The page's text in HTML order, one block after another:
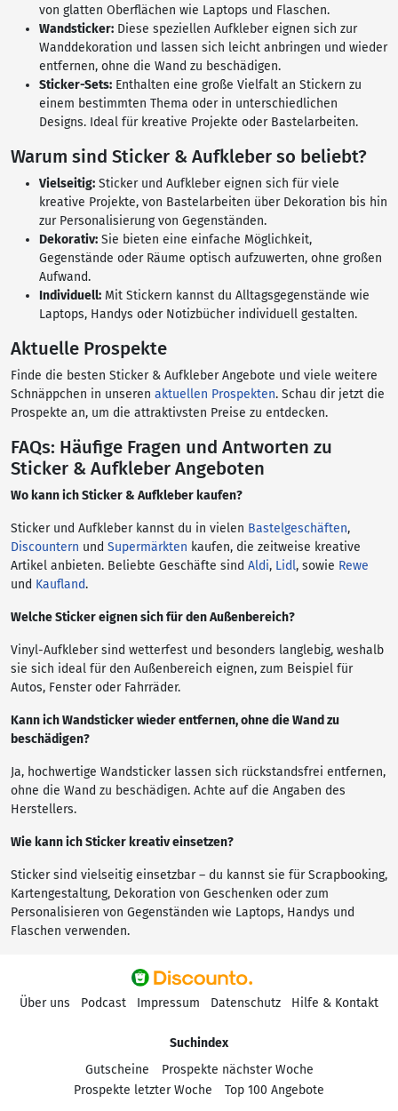
von glatten Oberflächen wie Laptops und Flaschen.
Wandsticker: Diese speziellen Aufkleber eignen sich zur
Wanddekoration und lassen sich leicht anbringen und wieder
entfernen, ohne die Wand zu beschädigen.
Sticker-Sets: Enthalten eine große Vielfalt an Stickern zu
einem bestimmten Thema oder in unterschiedlichen
Designs. Ideal für kreative Projekte oder Bastelarbeiten.
Warum sind Sticker & Aufkleber so beliebt?
Vielseitig: Sticker und Aufkleber eignen sich für viele
kreative Projekte, von Bastelarbeiten über Dekoration bis hin
zur Personalisierung von Gegenständen.
Dekorativ: Sie bieten eine einfache Möglichkeit,
Gegenstände oder Räume optisch aufzuwerten, ohne großen
Aufwand.
Individuell: Mit Stickern kannst du Alltagsgegenstände wie
Laptops, Handys oder Notizbücher individuell gestalten.
Aktuelle Prospekte
Finde die besten Sticker & Aufkleber Angebote und viele weitere
Schnäppchen in unseren aktuellen Prospekten. Schau dir jetzt die
Prospekte an, um die attraktivsten Preise zu entdecken.
FAQs: Häufige Fragen und Antworten zu
Sticker & Aufkleber Angeboten
Wo kann ich Sticker & Aufkleber kaufen?
Sticker und Aufkleber kannst du in vielen Bastelgeschäften,
Discountern und Supermärkten kaufen, die zeitweise kreative
Artikel anbieten. Beliebte Geschäfte sind Aldi, Lidl, sowie Rewe
und Kaufland.
Welche Sticker eignen sich für den Außenbereich?
Vinyl-Aufkleber sind wetterfest und besonders langlebig, weshalb
sie sich ideal für den Außenbereich eignen, zum Beispiel für
Autos, Fenster oder Fahrräder.
Kann ich Wandsticker wieder entfernen, ohne die Wand zu
beschädigen?
Ja, hochwertige Wandsticker lassen sich rückstandsfrei entfernen,
ohne die Wand zu beschädigen. Achte auf die Angaben des
Herstellers.
Wie kann ich Sticker kreativ einsetzen?
Sticker sind vielseitig einsetzbar – du kannst sie für Scrapbooking,
Kartengestaltung, Dekoration von Geschenken oder zum
Personalisieren von Gegenständen wie Laptops, Handys und
Flaschen verwenden.
Über uns Podcast Impressum Datenschutz Hilfe & Kontakt
Suchindex
Gutscheine
Prospekte nächster Woche
Prospekte letzter Woche
Top 100 Angebote